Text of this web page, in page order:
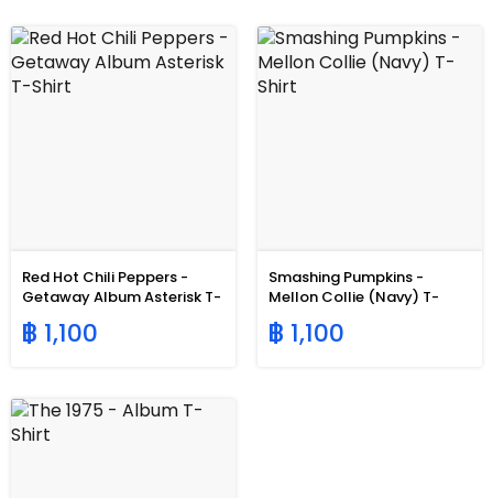
Red Hot Chili Peppers -
Getaway Album Asterisk T-
Shirt
฿ 1,100
Smashing Pumpkins -
Mellon Collie (Navy) T-
Shirt
฿ 1,100